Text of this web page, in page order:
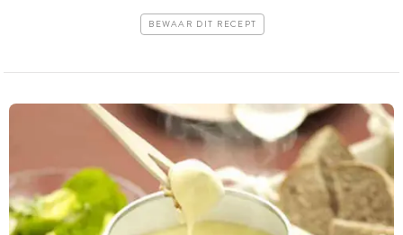
BEWAAR DIT RECEPT